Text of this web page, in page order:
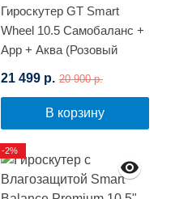
Гироскутер GT Smart
Wheel 10.5 Самобаланс +
App + Аква (Розовый
21 499 р. 20 900 р.
В корзину
-2%